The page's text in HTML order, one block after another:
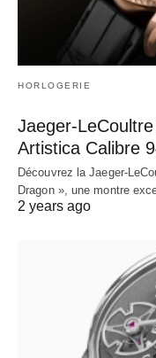
HORLOGERIE
Jaeger-
Artistica Calibre
Découvrez la Jaeger-
Dragon », une montre
2 years ago